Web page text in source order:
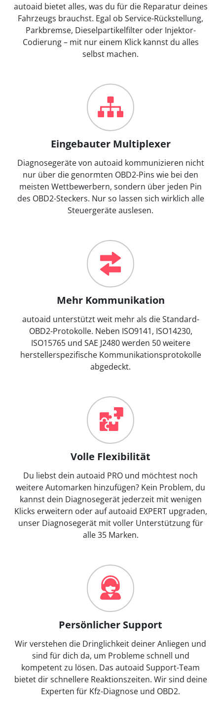
autoaid bietet alles, was du für die Reparatur deines
Fahrzeugs brauchst. Egal ob Service-Rückstellung,
Parkbremse, Dieselpartikelfilter oder Injektor-
Codierung – mit nur einem Klick kannst du alles
selbst machen.
Eingebauter Multiplexer
Diagnosegeräte von autoaid kommunizieren nicht
nur über die genormten OBD2-Pins wie bei den
meisten Wettbewerbern, sondern über jeden Pin
des OBD2-Steckers. Nur so lassen sich wirklich alle
Steuergeräte auslesen.
Mehr Kommunikation
autoaid unterstützt weit mehr als die Standard-
OBD2-Protokolle. Neben ISO9141, ISO14230,
ISO15765 und SAE J2480 werden 50 weitere
herstellerspezifische Kommunikationsprotokolle
abgedeckt.
Volle Flexibilität
Du liebst dein autoaid PRO und möchtest noch
weitere Automarken hinzufügen? Kein Problem, du
kannst dein Diagnosegerät jederzeit mit wenigen
Klicks erweitern oder auf autoaid EXPERT upgraden,
unser Diagnosegerät mit voller Unterstützung für
alle 35 Marken.
Persönlicher Support
Wir verstehen die Dringlichkeit deiner Anliegen und
sind für dich da, um Probleme schnell und
kompetent zu lösen. Das autoaid Support-Team
bietet dir schnellere Reaktionszeiten. Wir sind deine
Experten für Kfz-Diagnose und OBD2.